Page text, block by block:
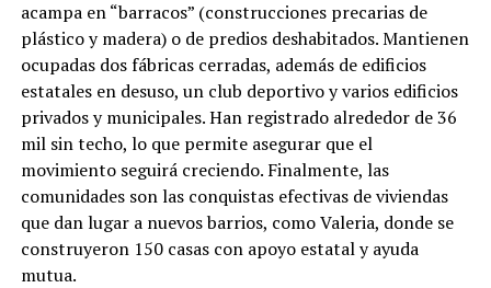
acampa en “barracos” (construcciones precarias de
plástico y madera) o de predios deshabitados. Mantienen
ocupadas dos fábricas cerradas, además de edificios
estatales en desuso, un club deportivo y varios edificios
privados y municipales. Han registrado alrededor de 36
mil sin techo, lo que permite asegurar que el
movimiento seguirá creciendo. Finalmente, las
comunidades son las conquistas efectivas de viviendas
que dan lugar a nuevos barrios, como Valeria, donde se
construyeron 150 casas con apoyo estatal y ayuda
mutua.